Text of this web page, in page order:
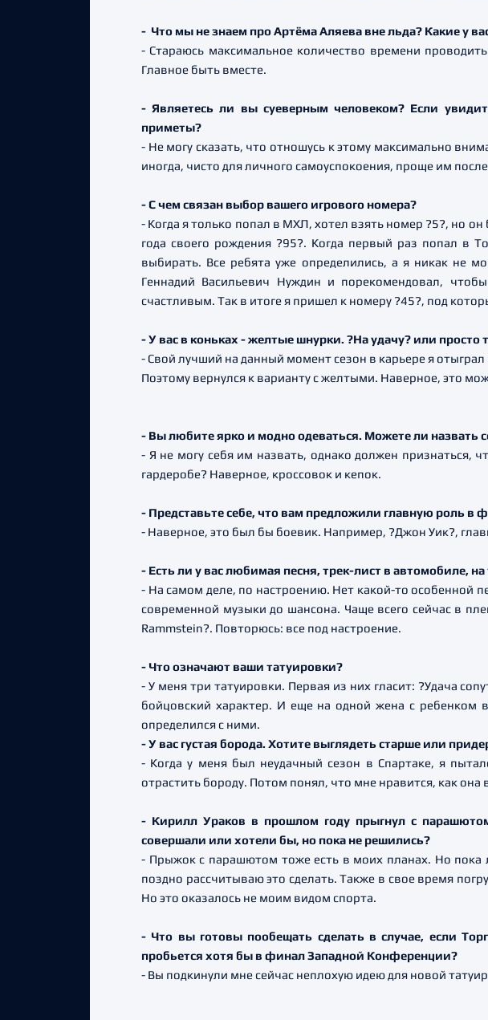
- Что мы не знаем про Артёма Аляева вне льда? Какие у
- Стараюсь максимальное количество времени
Главное быть вместе.
- Являетесь ли вы суеверным человеком? Если
приметы?
- Не могу сказать, что отношусь к этому максимально
иногда, чисто для личного самоуспокоения, проще им
- С чем связан выбор вашего игрового номера?
- Когда я только попал в МХЛ, хотел взять номер ?5?, но
года своего рождения ?95?. Когда первый раз попал в
выбирать. Все ребята уже определились, а я никак не
Геннадий Васильевич Нуждин и порекомендовал,
счастливым. Так в итоге я пришел к номеру ?45?, под
- У вас в коньках - желтые шнурки. ?На удачу? или просто
- Свой лучший на данный момент сезон в карьере я
Поэтому вернулся к варианту с желтыми. Наверное, это
- Вы любите ярко и модно одеваться. Можете ли назвать
- Я не могу себя им назвать, однако должен признаться,
гардеробе? Наверное, кроссовок и кепок.
- Представьте себе, что вам предложили главную роль
- Наверное, это был бы боевик. Например, ?Джон Уик?,
- Есть ли у вас любимая песня, трек-лист в автомобиле,
- На самом деле, по настроению. Нет какой-то особенной
современной музыки до шансона. Чаще всего сейчас в
Rammstein?. Повторюсь: все под настроение.
- Что означают ваши татуировки?
- У меня три татуировки. Первая из них гласит: ?Удача
бойцовский характер. И еще на одной жена с ребенком
определился с ними.
- У вас густая борода. Хотите выглядеть старше или
- Когда у меня был неудачный сезон в Спартаке, я
отрастить бороду. Потом понял, что мне нравится, как она
- Кирилл Ураков в прошлом году прыгнул с
совершали или хотели бы, но пока не решились?
- Прыжок с парашютом тоже есть в моих планах. Но пока
поздно рассчитываю это сделать. Также в свое время
Но это оказалось не моим видом спорта.
- Что вы готовы пообещать сделать в случае, если
пробьется хотя бы в финал Западной Конференции?
- Вы подкинули мне сейчас неплохую идею для новой